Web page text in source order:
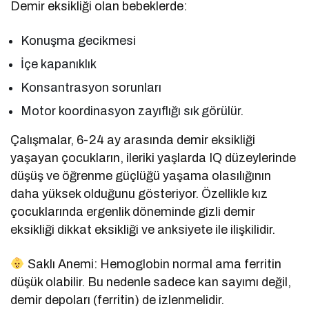
Demir eksikliği olan bebeklerde:
Konuşma gecikmesi
İçe kapanıklık
Konsantrasyon sorunları
Motor koordinasyon zayıflığı sık görülür.
Çalışmalar, 6-24 ay arasında demir eksikliği
yaşayan çocukların, ileriki yaşlarda IQ düzeylerinde
düşüş ve öğrenme güçlüğü yaşama olasılığının
daha yüksek olduğunu gösteriyor. Özellikle kız
çocuklarında ergenlik döneminde gizli demir
eksikliği dikkat eksikliği ve anksiyete ile ilişkilidir.
Saklı Anemi: Hemoglobin normal ama ferritin
düşük olabilir. Bu nedenle sadece kan sayımı değil,
demir depoları (ferritin) de izlenmelidir.